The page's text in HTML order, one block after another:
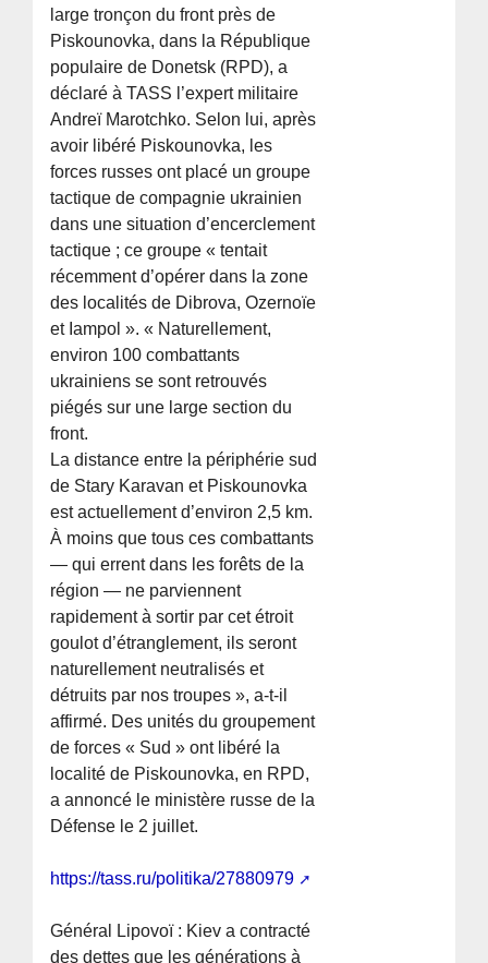
large tronçon du front près de
Piskounovka, dans la République
populaire de Donetsk (RPD), a
déclaré à TASS l’expert militaire
Andreï Marotchko. Selon lui, après
avoir libéré Piskounovka, les
forces russes ont placé un groupe
tactique de compagnie ukrainien
dans une situation d’encerclement
tactique ; ce groupe « tentait
récemment d’opérer dans la zone
des localités de Dibrova, Ozernoïe
et Iampol ». « Naturellement,
environ 100 combattants
ukrainiens se sont retrouvés
piégés sur une large section du
front.
La distance entre la périphérie sud
de Stary Karavan et Piskounovka
est actuellement d’environ 2,5 km.
À moins que tous ces combattants
— qui errent dans les forêts de la
région — ne parviennent
rapidement à sortir par cet étroit
goulot d’étranglement, ils seront
naturellement neutralisés et
détruits par nos troupes », a-t-il
affirmé. Des unités du groupement
de forces « Sud » ont libéré la
localité de Piskounovka, en RPD,
a annoncé le ministère russe de la
Défense le 2 juillet.
https://tass.ru/politika/27880979
Général Lipovoï : Kiev a contracté
des dettes que les générations à